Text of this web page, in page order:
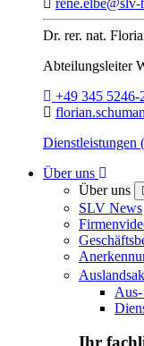
Dr. rer. nat.
Abteilungsleiter
Telefon:
+49 345 5246-
E-Mail:
Dienstleistungen
Über uns
Über uns
SLV News